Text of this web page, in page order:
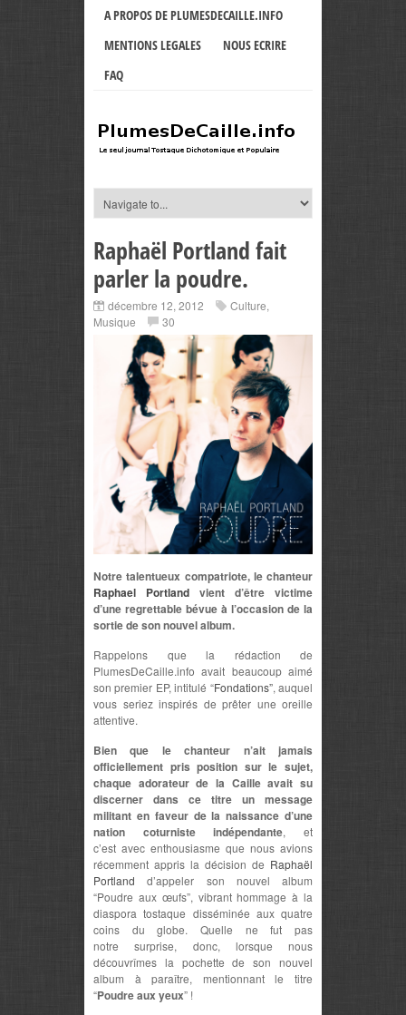
A PROPOS DE PLUMESDECAILLE.INFO
MENTIONS LEGALES
NOUS ECRIRE
FAQ
Raphaël Portland fait
parler la poudre.
décembre 12, 2012 Culture,
Musique
30
Notre talentueux compatriote, le chanteur
Raphael Portland vient d’être victime
d’une regrettable bévue à l’occasion de la
sortie de son nouvel album.
Rappelons que la rédaction de
PlumesDeCaille.info avait beaucoup aimé
son premier EP, intitulé “Fondations”, auquel
vous seriez inspirés de prêter une oreille
attentive.
Bien que le chanteur n’ait jamais
officiellement pris position sur le sujet,
chaque adorateur de la Caille avait su
discerner dans ce titre un message
militant en faveur de la naissance d’une
nation coturniste indépendante, et
c’est avec enthousiasme que nous avions
récemment appris la décision de Raphaël
Portland d’appeler son nouvel album
“Poudre aux œufs”, vibrant hommage à la
diaspora tostaque disséminée aux quatre
coins du globe. Quelle ne fut pas
notre surprise, donc, lorsque nous
découvrîmes la pochette de son nouvel
album à paraître, mentionnant le titre
“Poudre aux yeux” !